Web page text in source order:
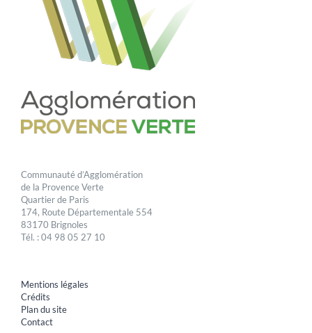
Communauté d’Agglomération
de la Provence Verte
Quartier de Paris
174, Route Départementale 554
83170 Brignoles
Tél. : 04 98 05 27 10
Mentions légales
Crédits
Plan du site
Contact